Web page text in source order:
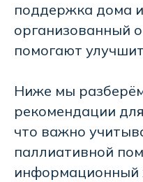
поддержка дома
организованный
помогают
Ниже мы
рекомендации
что важно
паллиативной
информационный